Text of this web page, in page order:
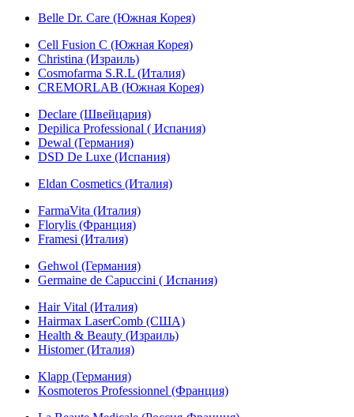
Belle Dr. Care (Южная Корея)
Cell Fusion C (Южная Корея)
Christina (Израиль)
Cosmofarma S.R.L (Италия)
CREMORLAB (Южная Корея)
Declare (Швейцария)
Depilica Professional ( Испания)
Dewal (Германия)
DSD De Luxe (Испания)
Eldan Cosmetics (Италия)
FarmaVita (Италия)
Florylis (Франция)
Framesi (Италия)
Gehwol (Германия)
Germaine de Capuccini ( Испания)
Hair Vital (Италия)
Hairmax LaserComb (США)
Health & Beauty (Израиль)
Histomer (Италия)
Klapp (Германия)
Kosmoteros Professionnel (Франция)